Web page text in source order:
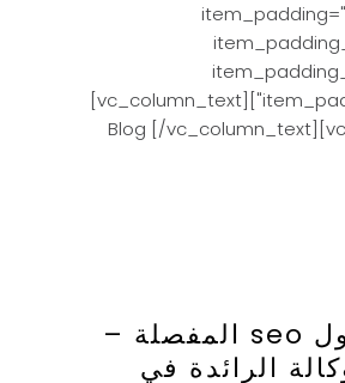
item_padding_480="5%"][vc_column_text]
Blog [/
حلول seo المفصلة –
الرائدة في